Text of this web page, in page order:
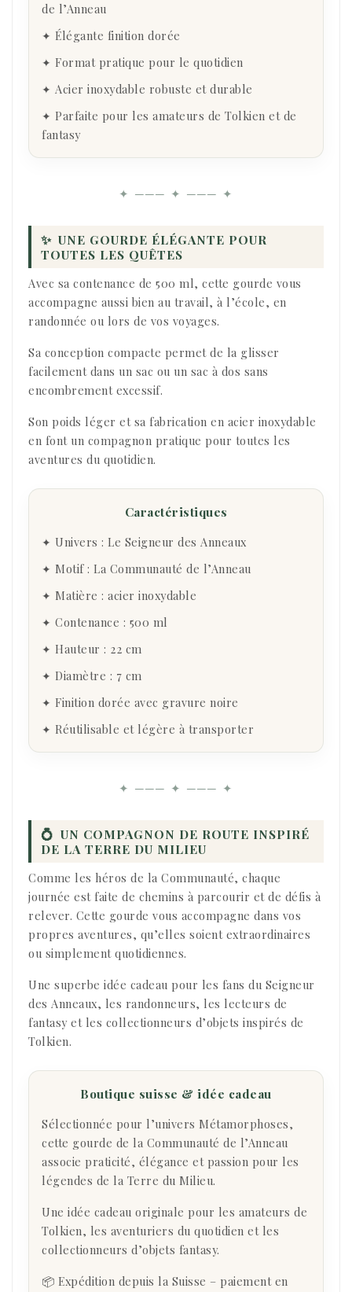
de l’Anneau
✦ Élégante finition dorée
✦ Format pratique pour le quotidien
✦ Acier inoxydable robuste et durable
✦ Parfaite pour les amateurs de Tolkien et de
fantasy
✦ ─── ✦ ─── ✦
✨ UNE GOURDE ÉLÉGANTE POUR
TOUTES LES QUÊTES
Avec sa contenance de 500 ml, cette gourde vous
accompagne aussi bien au travail, à l’école, en
randonnée ou lors de vos voyages.
Sa conception compacte permet de la glisser
facilement dans un sac ou un sac à dos sans
encombrement excessif.
Son poids léger et sa fabrication en acier inoxydable
en font un compagnon pratique pour toutes les
aventures du quotidien.
Caractéristiques
✦ Univers : Le Seigneur des Anneaux
✦ Motif : La Communauté de l’Anneau
✦ Matière : acier inoxydable
✦ Contenance : 500 ml
✦ Hauteur : 22 cm
✦ Diamètre : 7 cm
✦ Finition dorée avec gravure noire
✦ Réutilisable et légère à transporter
✦ ─── ✦ ─── ✦
💍 UN COMPAGNON DE ROUTE INSPIRÉ
DE LA TERRE DU MILIEU
Comme les héros de la Communauté, chaque
journée est faite de chemins à parcourir et de défis à
relever. Cette gourde vous accompagne dans vos
propres aventures, qu’elles soient extraordinaires
ou simplement quotidiennes.
Une superbe idée cadeau pour les fans du Seigneur
des Anneaux, les randonneurs, les lecteurs de
fantasy et les collectionneurs d’objets inspirés de
Tolkien.
Boutique suisse & idée cadeau
Sélectionnée pour l’univers Métamorphoses,
cette gourde de la Communauté de l’Anneau
associe praticité, élégance et passion pour les
légendes de la Terre du Milieu.
Une idée cadeau originale pour les amateurs de
Tolkien, les aventuriers du quotidien et les
collectionneurs d’objets fantasy.
📦 Expédition depuis la Suisse – paiement en